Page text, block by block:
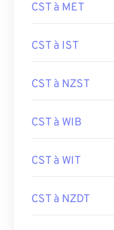
CST à MET
CST à IST
CST à NZST
CST à WIB
CST à WIT
CST à NZDT